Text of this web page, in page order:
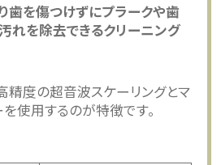
歯を傷つけずにプラークや歯
れを除去できるクリーニング
度の超音波スケーリングとマ
使用するのが特徴です。